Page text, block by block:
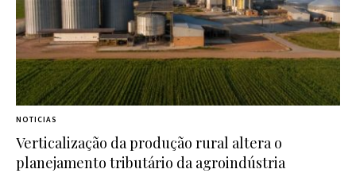
NOTICIAS
Verticalização da produção rural altera o
planejamento tributário da agroindústria